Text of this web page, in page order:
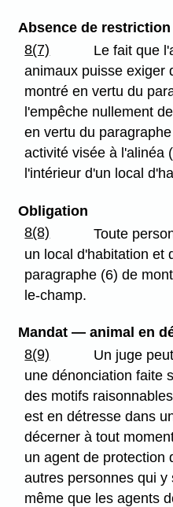
Absence de restriction
8(7)
Le fait que
animaux puisse exiger
montré en vertu du
l'empêche nullement
en vertu du
activité visée à l'alinéa
l'intérieur d'un local
Obligation
8(8)
Toute
un local d'habitation et
paragraphe (6) de
le-champ.
Mandat — animal en
8(9)
Un juge
une dénonciation faite
des motifs
est en détresse dans
décerner à tout
un agent de protection
autres personnes qui y
même que les agents